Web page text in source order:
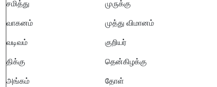
சமித்து முருக்கு
வாகனம் முத்து விமானம்
வடிவம் குறியர்
திக்கு தென்கிழக்கு
அங்கம் தோள்